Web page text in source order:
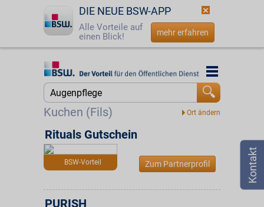
DIE NEUE BSW-APP
Alle Vorteile auf
einen Blick!
mehr erfahren
Startseite
Jetzt BSW-Mitglied werden
Login
☎ 0800 - 279 25 82
Kuchen (Fils)
Startseite
Suche
BSW-Vorteil
Rituals Gutschein
Zum Partnerprofil
PURISH